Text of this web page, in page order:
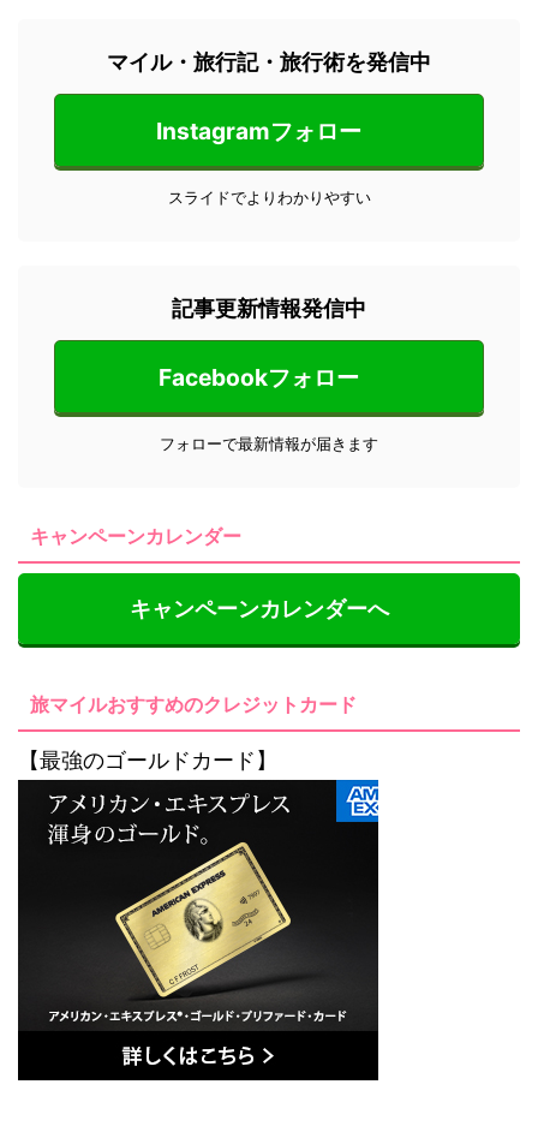
マイル・旅行記・旅行術を発信中
Instagramフォロー
スライドでよりわかりやすい
記事更新情報発信中
Facebookフォロー
フォローで最新情報が届きます
キャンペーンカレンダー
キャンペーンカレンダーへ
旅マイルおすすめのクレジットカード
【最強のゴールドカード】